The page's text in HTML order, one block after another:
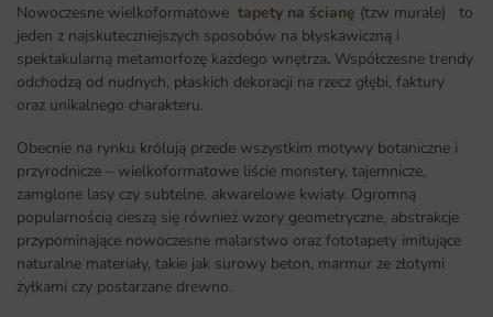
Nowoczesne wielkoformatowe tapety na ścianę (tzw murale) to
jeden z najskuteczniejszych sposobów na błyskawiczną i
spektakularną metamorfozę każdego wnętrza. Współczesne trendy
odchodzą od nudnych, płaskich dekoracji na rzecz głębi, faktury
oraz unikalnego charakteru.
Obecnie na rynku królują przede wszystkim motywy botaniczne i
przyrodnicze – wielkoformatowe liście monstery, tajemnicze,
zamglone lasy czy subtelne, akwarelowe kwiaty. Ogromną
popularnością cieszą się również wzory geometryczne, abstrakcje
przypominające nowoczesne malarstwo oraz fototapety imitujące
naturalne materiały, takie jak surowy beton, marmur ze złotymi
żyłkami czy postarzane drewno.